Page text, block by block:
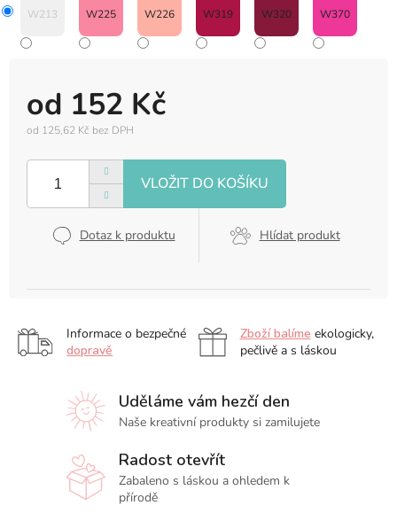
od 152 Kč
od 125,62 Kč bez DPH
cena:
Dotaz k produktu Hlídat produkt
W213 W225 W226 W319 W320 W370
Informace o bezpečné
dopravě
Zboží balíme ekologicky,
pečlivě a s láskou
Uděláme vám hezčí den
Naše kreativní produkty si zamilujete
Radost otevřít
Zabaleno s láskou a ohledem k
přírodě